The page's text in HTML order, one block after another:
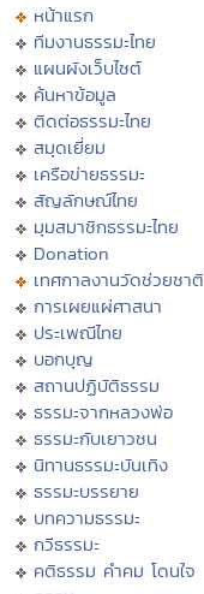
หน้าแรก
ทีมงานธรรมะไทย
แผนผังเว็บไซต์
ค้นหาข้อมูล
ติดต่อธรรมะไทย
สมุดเยี่ยม
เครือข่ายธรรมะ
สัญลักษณ์ไทย
มุมสมาชิกธรรมะไทย
Donation
เทศกาลงานวัดช่วยชาติ
การเผยแผ่ศาสนา
ประเพณีไทย
บอกบุญ
สถานปฏิบัติธรรม
ธรรมะจากหลวงพ่อ
ธรรมะกับเยาวชน
นิทานธรรมะบันเทิง
ธรรมะบรรยาย
บทความธรรมะ
กวีธรรมะ
คติธรรม คำคม โดนใจ